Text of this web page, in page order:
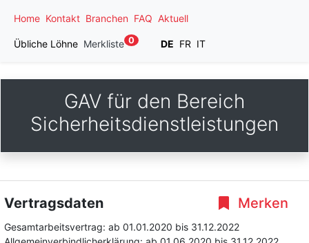
Home Kontakt Branchen FAQ Aktuell
Übliche Löhne Merkliste 0 DE FR IT
GAV für den Bereich
Sicherheitsdienstleistungen
Merken
Vertragsdaten
Gesamtarbeitsvertrag: ab 01.01.2020 bis 31.12.2022